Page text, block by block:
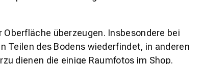
überzeugen. Insbesondere bei
Teilen des Bodens wiederfindet, in anderen
dienen die einige Raumfotos im Shop.